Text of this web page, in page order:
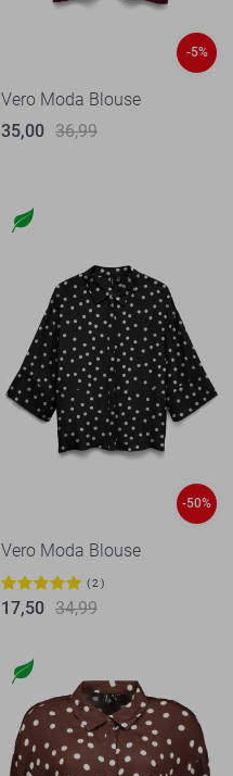
-5%
Vero Moda Blouse
35,00 36,99
-50%
Vero Moda Blouse
2
17,50 34,99